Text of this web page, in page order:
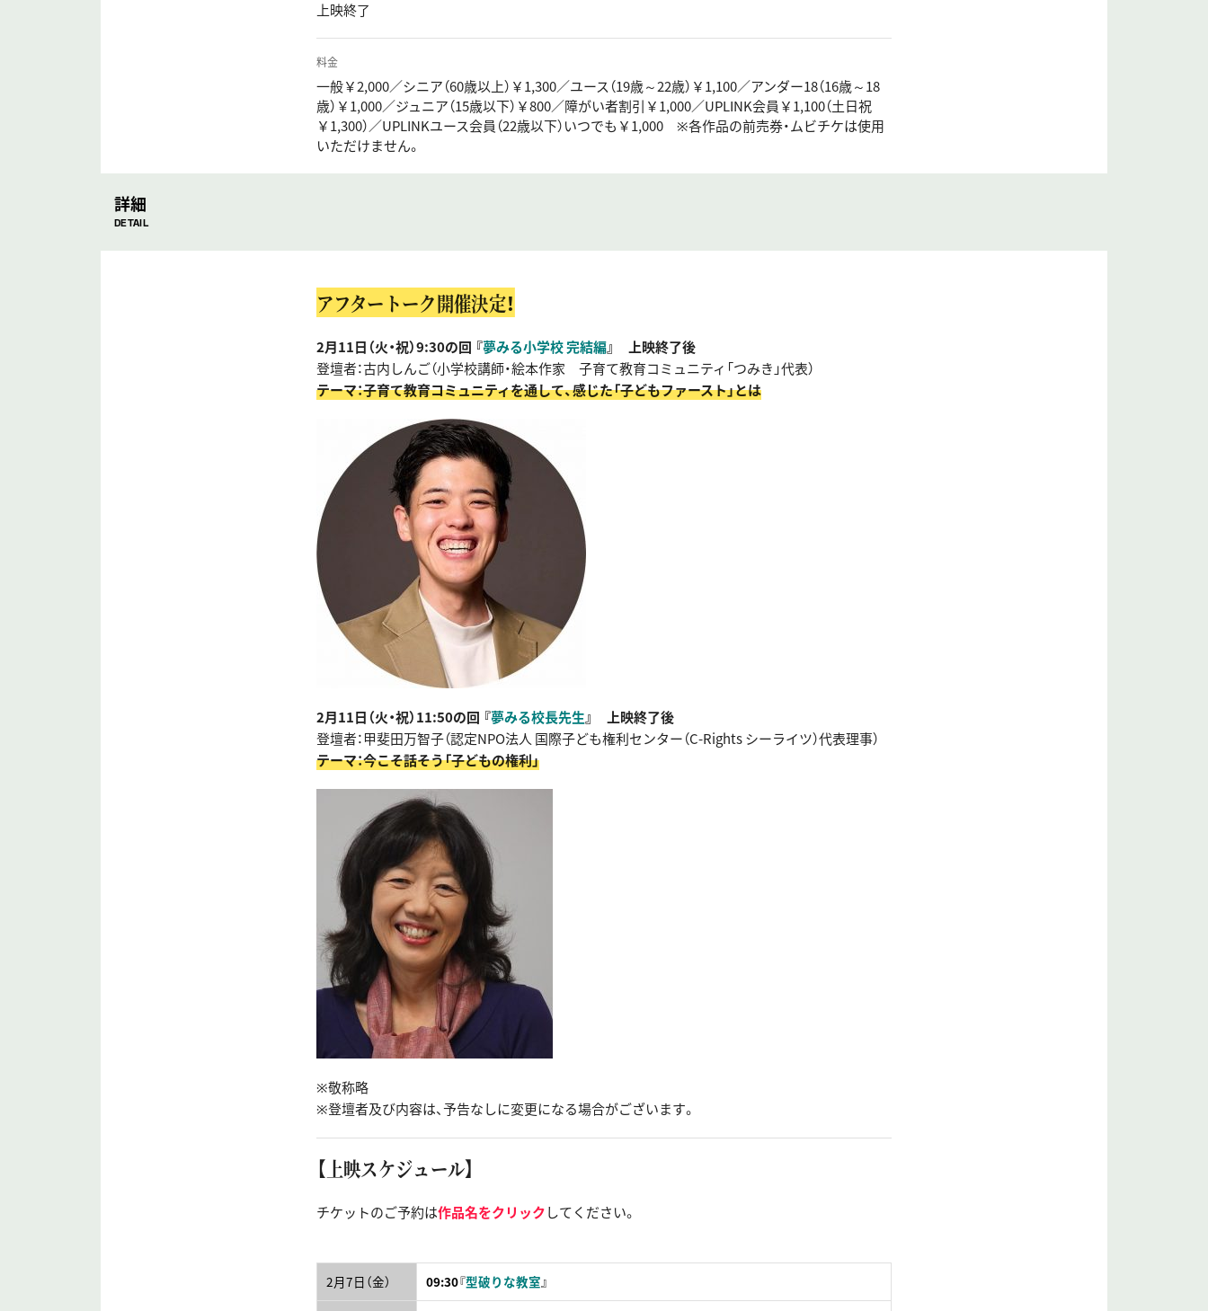
上映終了
料金
一般￥2,000／シニア（60歳以上）￥1,300／ユース（19歳～22歳）￥1,100／アンダー18（16歳～18
歳）￥1,000／ジュニア（15歳以下）￥800／障がい者割引￥1,000／UPLINK会員￥1,100（土日祝
￥1,300）／UPLINKユース会員（22歳以下）いつでも￥1,000 ※各作品の前売券・ムビチケは使用
いただけません。
詳細
DETAIL
アフタートーク開催決定！
2月11日（火・祝）9:30の回 『夢みる小学校 完結編』 上映終了後
登壇者：古内しんご（小学校講師・絵本作家 子育て教育コミュニティ「つみき」代表）
テーマ：子育て教育コミュニティを通して、感じた「子どもファースト」とは
2月11日（火・祝）11:50の回 『夢みる校長先生』 上映終了後
登壇者：甲斐田万智子（認定NPO法人 国際子ども権利センター（C-Rights シーライツ）代表理事）
テーマ：今こそ話そう「子どもの権利」
※敬称略
※登壇者及び内容は、予告なしに変更になる場合がございます。
【上映スケジュール】
チケットのご予約は作品名をクリックしてください。
2月7日（金） 09:30『型破りな教室 』